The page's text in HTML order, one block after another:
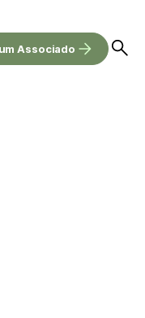
Associado